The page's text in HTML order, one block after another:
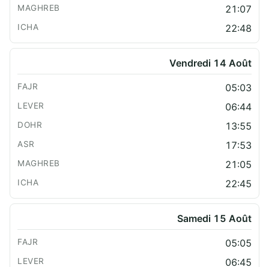
21:07
22:48
Vendredi 14 Août
05:03
06:44
13:55
17:53
21:05
22:45
Samedi 15 Août
05:05
06:45